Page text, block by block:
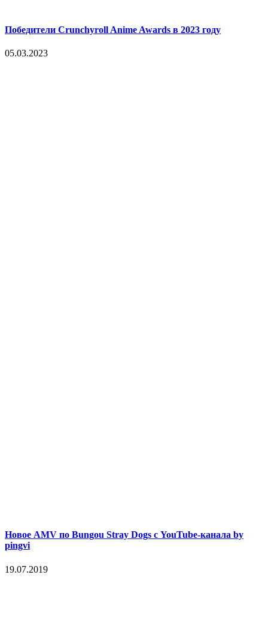
Победители Crunchyroll Anime Awards в 2023 году
05.03.2023
Новое AMV по Bungou Stray Dogs с YouTube-канала by
pingvi
19.07.2019